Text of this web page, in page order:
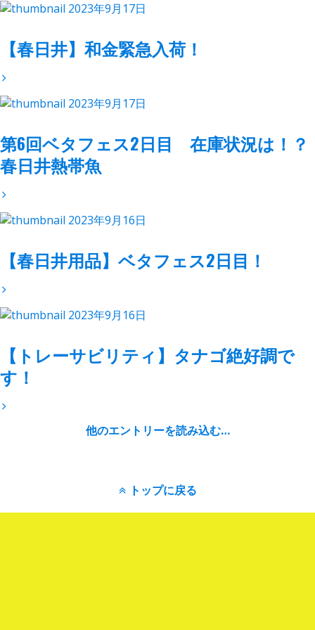
2023年9月17日
【春日井】和金緊急入荷！
2023年9月17日
第6回ベタフェス2日目 在庫状況は！？
春日井熱帯魚
2023年9月16日
【春日井用品】ベタフェス2日目！
2023年9月16日
【トレーサビリティ】タナゴ絶好調で
す！
他のエントリーを読み込む…
トップに戻る